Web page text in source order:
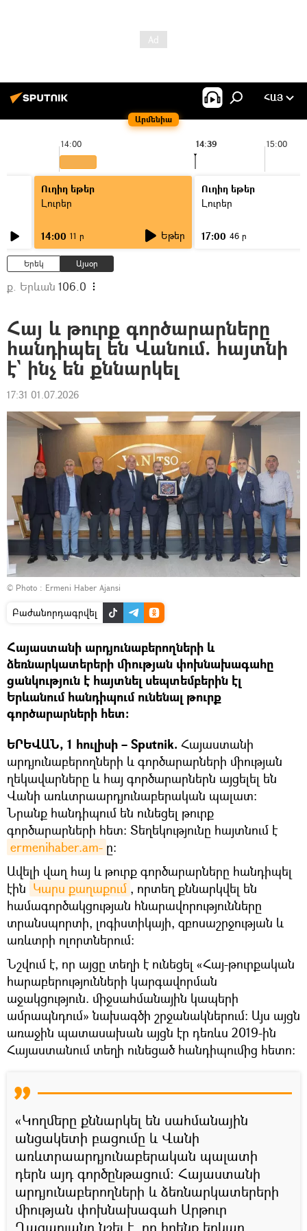
Արմենիա
ՀԱՅ
14:00 15:00
14:39
Ուղիղ եթեր
Լուրեր
14:00 11 ր Եթեր
Ուղիղ եթեր
Լուրեր
17:00 46 ր
Երեկ Այսօր
ք. Երևան 106.0
Հայ և թուրք գործարարները
հանդիպել են Վանում. հայտնի
է` ինչ են քննարկել
17:31 01.07.2026
© Photo : Ermeni Haber Ajansi
Բաժանորդագրվել
Հայաստանի արդյունաբերողների և
ձեռնարկատերերի միության փոխնախագահը
ցանկություն է հայտնել սեպտեմբերին էլ
Երևանում հանդիպում ունենալ թուրք
գործարարների հետ։
ԵՐԵՎԱՆ, 1 հուլիսի – Sputnik. Հայաստանի
արդյունաբերողների և գործարարների միության
ղեկավարները և հայ գործարարներն այցելել են
Վանի առևտրաարդյունաբերական պալատ։
Նրանք հանդիպում են ունեցել թուրք
գործարարների հետ։ Տեղեկությունը հայտնում է
ermenihaber.am- ը։
Ավելի վաղ հայ և թուրք գործարարները հանդիպել
էին Կարս քաղաքում , որտեղ քննարկվել են
համագործակցության հնարավորությունները
տրանսպորտի, լոգիստիկայի, զբոսաշրջության և
առևտրի ոլորտներում։
Նշվում է, որ այցը տեղի է ունեցել «Հայ-թուրքական
հարաբերությունների կարգավորման
աջակցություն. միջսահմանային կապերի
ամրապնդում» նախագծի շրջանակներում։ Այս այցն
առաջին պատասախան այցն էր դեռևս 2019-ին
Հայաստանում տեղի ունեցած հանդիպումից հետո։
«Կողմերը քննարկել են սահմանային
անցակետի բացումը և Վանի
առևտրաարդյունաբերական պալատի
դերն այդ գործընթացում։ Հայաստանի
արդյունաբերողների և ձեռնարկատերերի
միության փոխնախագահ Արթուր
Ղազարյանը նշել է, որ իրենք երկար